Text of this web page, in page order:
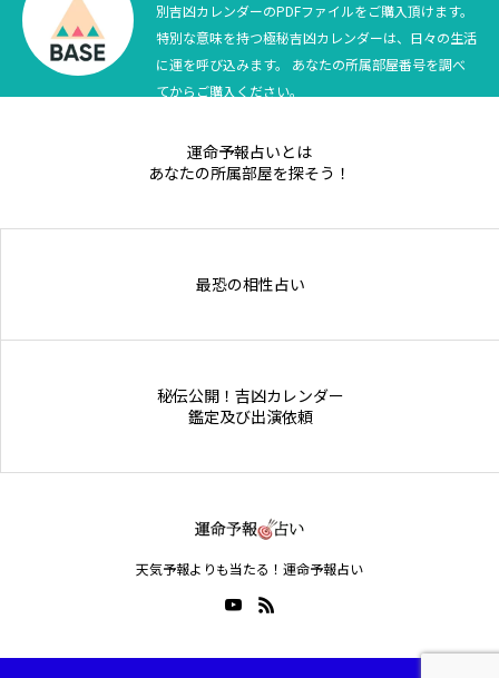
テニス四大大会・五輪
別吉凶カレンダーのPDFファイルをご購入頂けます。
特別な意味を持つ極秘吉凶カレンダーは、日々の生活
に運を呼び込みます。 あなたの所属部屋番号を調べ
てからご購入ください。
運命予報占いとは
あなたの所属部屋を探そう！
最恐の相性占い
秘伝公開！吉凶カレンダー
鑑定及び出演依頼
天気予報よりも当たる！運命予報占い